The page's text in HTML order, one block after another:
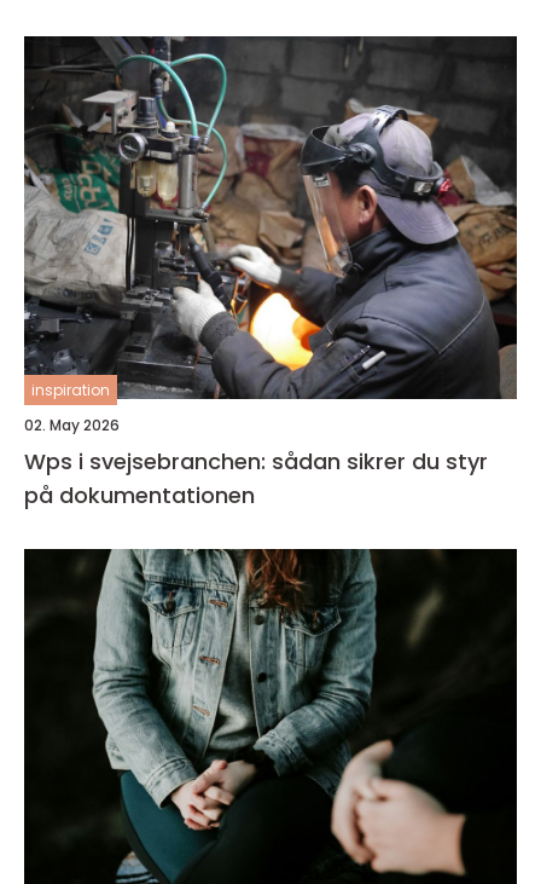
inspiration
02. May 2026
Wps i svejsebranchen: sådan sikrer du styr
på dokumentationen